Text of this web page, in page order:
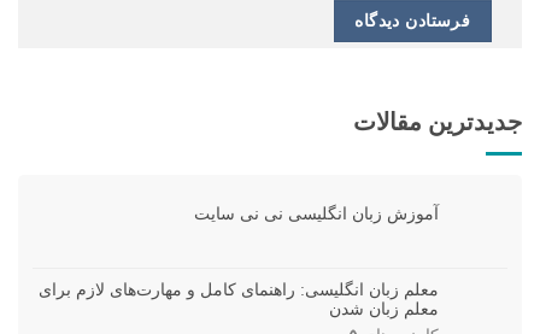
جدیدترین مقالات
آموزش زبان انگلیسی نی نی سایت
معلم زبان انگلیسی: راهنمای کامل و مهارت‌های لازم برای
معلم زبان شدن